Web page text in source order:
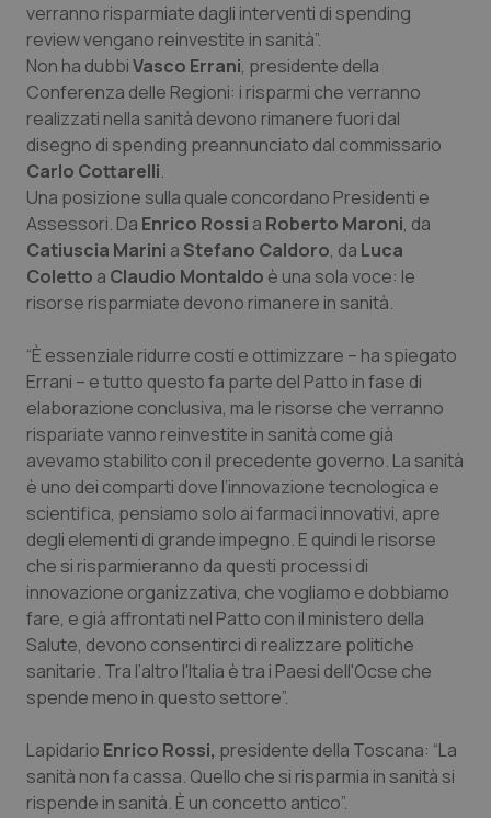
Friuli Venezia Giulia
Lazio
Liguria
Lombardia
Marche
Molise
Piemonte
Provincia Autonoma di Bolzano
Provincia Autonoma di Trento
Puglia
Sardegna
Sicilia
Toscana
Umbria
Dermatite Atopica
Diabete & glucometri
Disturbi dell’umore
Dolore
Donna & Salute
Epatiti
HIV
Infezioni & Febbre
Ipertensione & Scompenso
Malattie rare
Malattia di Crohn & Rettocolite Ulcerosa
Neuroscienze & patologie neurodegenerative
Obesità
Oftalmologia
verranno risparmiate dagli interventi di spending
review vengano reinvestite in sanità”.
Non ha dubbiVasco Errani, presidente della
Conferenza delle Regioni: i risparmi che verranno
realizzati nella sanità devono rimanere fuori dal
disegno di spending preannunciato dal commissario
Carlo Cottarelli.
Una posizione sulla quale concordano Presidenti e
Assessori. Da Enrico Rossi a Roberto Maroni, da
Catiuscia Marini a Stefano Caldoro, da Luca
Coletto a Claudio Montaldo è una sola voce: le
risorse risparmiate devono rimanere in sanità.
“È essenziale ridurre costi e ottimizzare – ha spiegato
Errani – e tutto questo fa parte del Patto in fase di
elaborazione conclusiva, ma le risorse che verranno
rispariate vanno reinvestite in sanità come già
avevamo stabilito con il precedente governo. La sanità
è uno dei comparti dove l’innovazione tecnologica e
scientifica, pensiamo solo ai farmaci innovativi, apre
degli elementi di grande impegno. E quindi le risorse
che si risparmieranno da questi processi di
innovazione organizzativa, che vogliamo e dobbiamo
fare, e già affrontati nel Patto con il ministero della
Salute, devono consentirci di realizzare politiche
sanitarie. Tra l’altro l'Italia è tra i Paesi dell'Ocse che
spende meno in questo settore”.
Lapidario Enrico Rossi, presidente della Toscana: “La
sanità non fa cassa. Quello che si risparmia in sanità si
rispende in sanità. È un concetto antico”.